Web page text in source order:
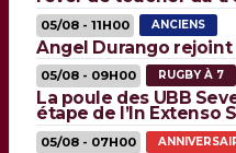
05/08 - 11H00 ANCIENS
Angel Durango
05/08 - 09H00 RUGBY À 7
La poule des UBB
étape de l’In Extenso
05/08 - 07H00